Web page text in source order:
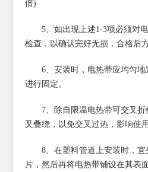
倍)
5、如出现上述1-3项必须对电
检查，以确认完好无损，合格后
6、安装时，电热带应均匀地
进行固定。
7、除自限温电热带可交叉折
叉叠绕，以免交叉过热，影响使
8、在塑料管道上安装时，宜
片，然后再将电热带铺设在其表